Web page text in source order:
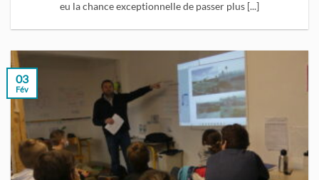
eu la chance exceptionnelle de passer plus [...]
03
Fév